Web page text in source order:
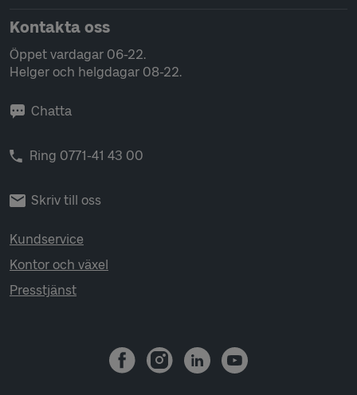
Kontakta oss
Öppet vardagar 06-22.
Helger och helgdagar 08-22.
Chatta
Ring 0771-41 43 00
Skriv till oss
Kundservice
Kontor och växel
Presstjänst